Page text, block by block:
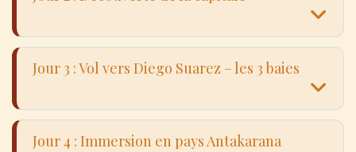
Jour 3 : Vol vers Diego Suarez – les 3 baies
Jour 4 : Immersion en pays Antakarana